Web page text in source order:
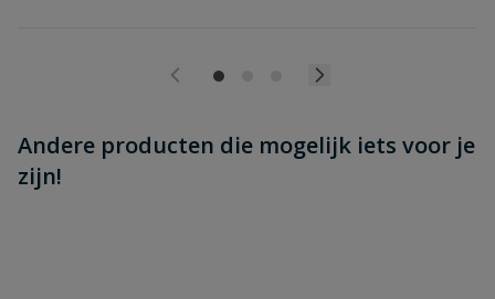
Andere producten die mogelijk iets voor je
zijn!